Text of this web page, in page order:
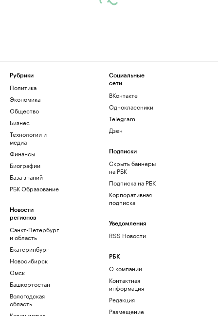
Рубрики
Политика
Экономика
Общество
Бизнес
Технологии и
медиа
Финансы
Биографии
База знаний
РБК Образование
Новости
регионов
Санкт-Петербург
и область
Екатеринбург
Новосибирск
Омск
Башкортостан
Вологодская
область
Социальные
сети
ВКонтакте
Одноклассники
Telegram
Дзен
Подписки
Скрыть баннеры
на РБК
Подписка на РБК
Корпоративная
подписка
Уведомления
RSS Новости
РБК
О компании
Контактная
информация
Редакция
Размещение